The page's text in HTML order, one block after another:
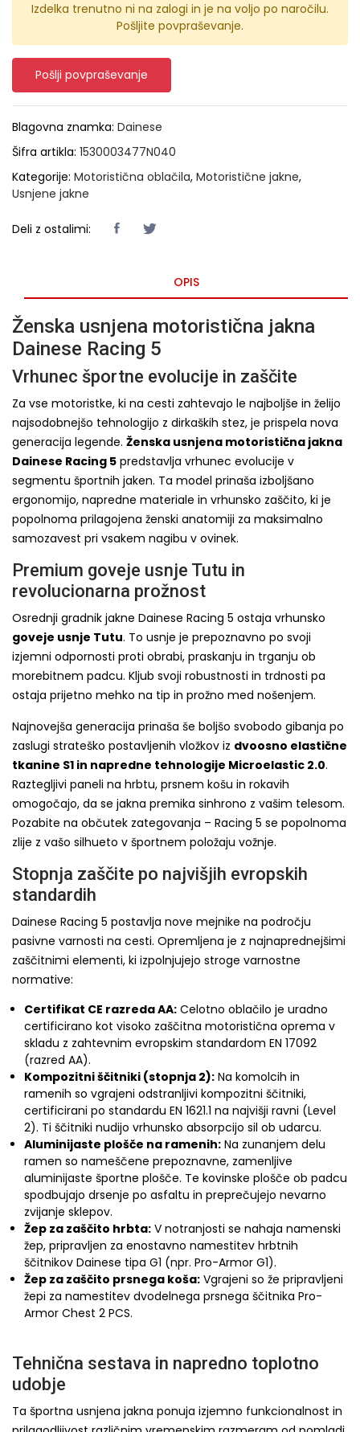
Izdelka trenutno ni na zalogi in je na voljo po naročilu.
Pošljite povpraševanje.
Pošlji povpraševanje
Blagovna znamka: Dainese
Šifra artikla: 1530003477N040
Kategorije: Motoristična oblačila, Motoristične jakne,
Usnjene jakne
Deli z ostalimi:
OPIS
Ženska usnjena motoristična jakna
Dainese Racing 5
Vrhunec športne evolucije in zaščite
Za vse motoristke, ki na cesti zahtevajo le najboljše in želijo
najsodobnejšo tehnologijo z dirkaških stez, je prispela nova
generacija legende. Ženska usnjena motoristična jakna
Dainese Racing 5 predstavlja vrhunec evolucije v
segmentu športnih jaken. Ta model prinaša izboljšano
ergonomijo, napredne materiale in vrhunsko zaščito, ki je
popolnoma prilagojena ženski anatomiji za maksimalno
samozavest pri vsakem nagibu v ovinek.
Premium goveje usnje Tutu in
revolucionarna prožnost
Osrednji gradnik jakne Dainese Racing 5 ostaja vrhunsko
goveje usnje Tutu. To usnje je prepoznavno po svoji
izjemni odpornosti proti obrabi, praskanju in trganju ob
morebitnem padcu. Kljub svoji robustnosti in trdnosti pa
ostaja prijetno mehko na tip in prožno med nošenjem.
Najnovejša generacija prinaša še boljšo svobodo gibanja po
zaslugi strateško postavljenih vložkov iz dvoosno elastične
tkanine S1 in napredne tehnologije Microelastic 2.0.
Raztegljivi paneli na hrbtu, prsnem košu in rokavih
omogočajo, da se jakna premika sinhrono z vašim telesom.
Pozabite na občutek zategovanja – Racing 5 se popolnoma
zlije z vašo silhueto v športnem položaju vožnje.
Stopnja zaščite po najvišjih evropskih
standardih
Dainese Racing 5 postavlja nove mejnike na področju
pasivne varnosti na cesti. Opremljena je z najnaprednejšimi
zaščitnimi elementi, ki izpolnjujejo stroge varnostne
normative:
Certifikat CE razreda AA: Celotno oblačilo je uradno
certificirano kot visoko zaščitna motoristična oprema v
skladu z zahtevnim evropskim standardom EN 17092
(razred AA).
Kompozitni ščitniki (stopnja 2): Na komolcih in
ramenih so vgrajeni odstranljivi kompozitni ščitniki,
certificirani po standardu EN 1621.1 na najvišji ravni (Level
2). Ti ščitniki nudijo vrhunsko absorpcijo sil ob udarcu.
Aluminijaste plošče na ramenih: Na zunanjem delu
ramen so nameščene prepoznavne, zamenljive
aluminijaste športne plošče. Te kovinske plošče ob padcu
spodbujajo drsenje po asfaltu in preprečujejo nevarno
zvijanje sklepov.
Žep za zaščito hrbta: V notranjosti se nahaja namenski
žep, pripravljen za enostavno namestitev hrbtnih
ščitnikov Dainese tipa G1 (npr. Pro-Armor G1).
Žep za zaščito prsnega koša: Vgrajeni so že pripravljeni
žepi za namestitev dvodelnega prsnega ščitnika Pro-
Armor Chest 2 PCS.
Tehnična sestava in napredno toplotno
udobje
Ta športna usnjena jakna ponuja izjemno funkcionalnost in